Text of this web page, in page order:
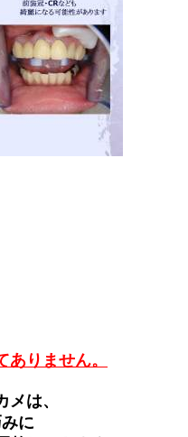
りません。
メは、
に